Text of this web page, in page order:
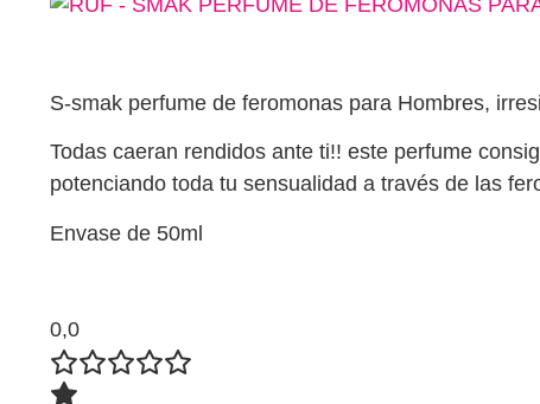
S-smak perfume de feromonas para Hombres,
Todas caeran rendidos ante ti!! este perfume
potenciando toda tu sensualidad a través de las
Envase de 50ml
0,0